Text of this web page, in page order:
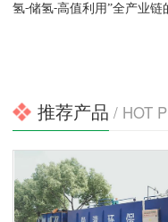
氢-储氢-高值利用”全产业链
推荐产品 / HOT